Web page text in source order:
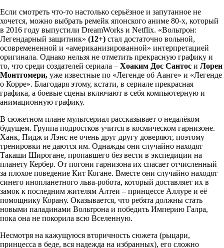
Если смотреть что-то настолько серьёзное и запутанное не
хочется, можно выбрать ремейк японского аниме 80-х, который
в 2016 году выпустили DreamWorks и Netflix. «Вольтрон:
Легендарный защитник» (12+) стал достаточно вольной,
осовремененной и «американизированной» интерпретацией
оригинала. Однако нельзя не отметить прекрасную графику и
то, что среди создателей сериала – Хоаким Дос Сантос и Лорен
Монтгомери, уже известные по «Легенде об Аанге» и «Легенде
о Корре». Благодаря этому, кстати, в сериале прекрасная
графика, а боевые сцены включают в себя компьютерную и
анимационную графику.
В сюжетном плане мультсериал рассказывает о недалёком
будущем. Группа подростков учится в космическом гарнизоне.
Ханк, Пидж и Лэнс не очень друг другу доверяют, поэтому
тренировки не даются им. Однажды они случайно находят
Такаши Широгане, пропавшего без вести в экспедиции на
планету Кербер. От погони гарнизона их спасает отчисленный
за плохое поведение Кит Когане. Вместе они случайно находят
синего инопланетного льва-робота, который доставляет их в
замок к последним жителям Алтеи – принцессе Аллуре и её
помощнику Корану. Оказывается, что ребята должны стать
новыми паладинами Вольтрона и победить Империю Галра,
пока она не покорила всю Вселенную.
Несмотря на кажущуюся вторичность сюжета (рыцари,
принцесса в беде, вся надежда на избранных), его сложно